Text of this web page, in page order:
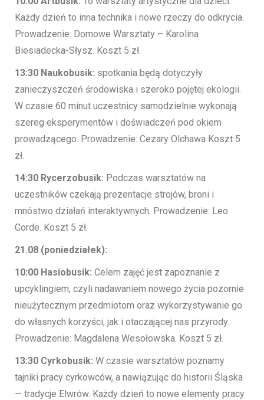
Każdy dzień to inna technika i nowe rzeczy do odkrycia.
Prowadzenie: Domowe Warsztaty – Karolina
Biesiadecka-Słysz. Koszt 5 zł.
13:30 Naukobusik: spotkania będą dotyczyły
zanieczyszczeń środowiska i szeroko pojętej ekologii.
W czasie 60 minut uczestnicy samodzielnie wykonają
szereg eksperymentów i doświadczeń pod okiem
prowadzącego. Prowadzenie: Cezary Olchawa Koszt 5
zł.
14:30 Rycerzobusik: Podczas warsztatów na
uczestników czekają prezentacje strojów, broni i
mnóstwo działań interaktywnych. Prowadzenie: Leo
Corde. Koszt 5 zł.
21.08 (poniedziałek):
10:00 Hasiobusik: Celem zajęć jest zapoznanie z
upcyklingiem, czyli nadawaniem nowego życia pozornie
nieużytecznym przedmiotom oraz wykorzystywanie go
do własnych korzyści, jak i otaczającej nas przyrody.
Prowadzenie: Magdalena Wesołowska. Koszt 5 zł.
13:30 Cyrkobusik: W czasie warsztatów poznamy
tajniki pracy cyrkowców, a nawiązując do historii Śląska
— tradycje Elwrów. Każdy dzień to nowe elementy pracy